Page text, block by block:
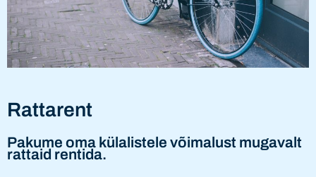
Rattarent
Pakume oma külalistele võimalust mugavalt
rattaid rentida.